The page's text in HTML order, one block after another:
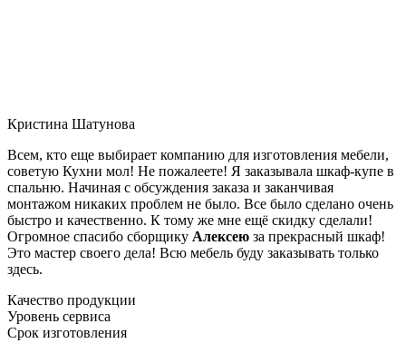
Кристина Шатунова
Всем, кто еще выбирает компанию для изготовления мебели,
советую Кухни мол! Не пожалеете! Я заказывала шкаф-купе в
спальню. Начиная с обсуждения заказа и заканчивая
монтажом никаких проблем не было. Все было сделано очень
быстро и качественно. К тому же мне ещё скидку сделали!
Огромное спасибо сборщику Алексею за прекрасный шкаф!
Это мастер своего дела! Всю мебель буду заказывать только
здесь.
Качество продукции
Уровень сервиса
Срок изготовления